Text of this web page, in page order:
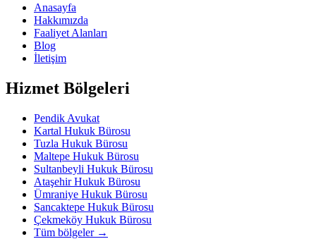
Anasayfa
Hakkımızda
Faaliyet Alanları
Blog
İletişim
Hizmet Bölgeleri
Pendik Avukat
Kartal Hukuk Bürosu
Tuzla Hukuk Bürosu
Maltepe Hukuk Bürosu
Sultanbeyli Hukuk Bürosu
Ataşehir Hukuk Bürosu
Ümraniye Hukuk Bürosu
Sancaktepe Hukuk Bürosu
Çekmeköy Hukuk Bürosu
Tüm bölgeler →